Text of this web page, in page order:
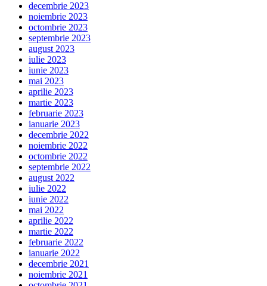
decembrie 2023
noiembrie 2023
octombrie 2023
septembrie 2023
august 2023
iulie 2023
iunie 2023
mai 2023
aprilie 2023
martie 2023
februarie 2023
ianuarie 2023
decembrie 2022
noiembrie 2022
octombrie 2022
septembrie 2022
august 2022
iulie 2022
iunie 2022
mai 2022
aprilie 2022
martie 2022
februarie 2022
ianuarie 2022
decembrie 2021
noiembrie 2021